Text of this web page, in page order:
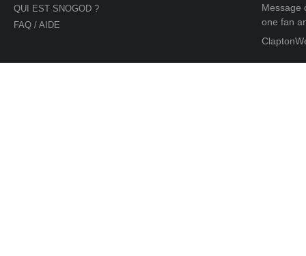
QUI EST SNOGOD ?
FAQ / AIDE
Message
one fan